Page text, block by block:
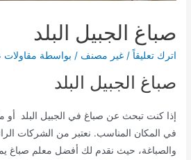
صباغ الجبيل البلد
اترك تعليقاً /غير مصنف / بواسطة
صباغ الجبيل البلد
إذا كنت تبحث عن صباغ في الجبيل البلد
في المكان المناسب. نعتبر من الشركات
والصباغة، حيث نقدم لك أفضل معلم صباغ